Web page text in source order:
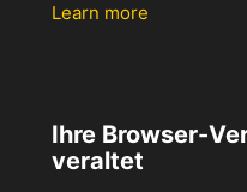
Learn more
Ihre Browser-
veraltet